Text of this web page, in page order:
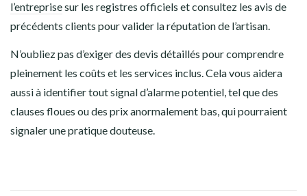
l’entreprisesur les registres officiels et consultez les avis de
précédents clients pour valider la réputation de l’artisan.
N’oubliez pas d’exiger des devis détaillés pour comprendre
pleinement les coûts et les services inclus. Cela vous aidera
aussi à identifier tout signal d’alarme potentiel, tel que des
clauses floues ou des prix anormalement bas, qui pourraient
signaler une pratique douteuse.